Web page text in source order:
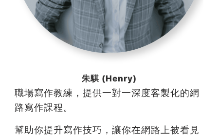
朱騏 (Henry)
職場寫作教練，提供一對一深度客製化的網
路寫作課程。
幫助你提升寫作技巧，讓你在網路上被看見